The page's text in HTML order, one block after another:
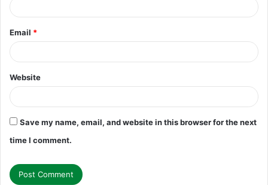
Email *
Website
Save my name, email, and website in this browser for the next
time I comment.